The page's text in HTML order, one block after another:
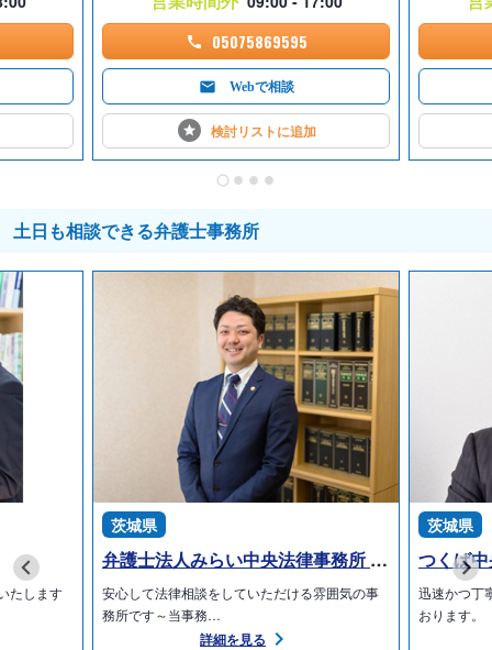
05075869595
Webで相談
検討リストに追加
土日も相談できる弁護士事務所
たします
茨城県
弁護士法人みらい中央法律事務所 つくばみらい本部オフィス
安心して法律相談をしていただける雰囲気の事
務所です～当事務…
詳細を見る
茨城県
つくば
迅速かつ丁
おります。